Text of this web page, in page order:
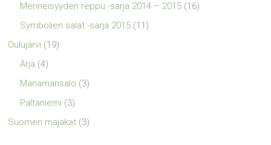
Menneisyyden reppu -sarja 2014 – 2015 (16)
Symbolien salat -sarja 2015 (11)
Oulujärvi (19)
Ärjä (4)
Manamansalo (3)
Paltaniemi (3)
Suomen majakat (3)